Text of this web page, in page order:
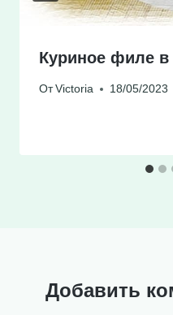
Куриное филе в
От Victoria 18/05/2023
Добавить